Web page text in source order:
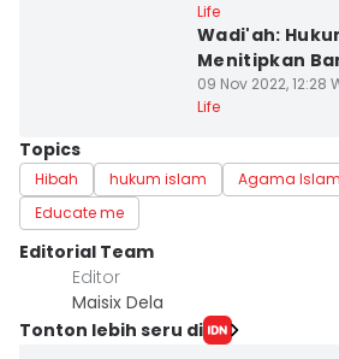
Life
Wadi'ah:
Menitipkan
09 Nov 2022, 12:28
Life
Topics
Hibah hukum islam Agama Islam
Educate me
Editorial Team
Editor
Maisix Dela
Tonton lebih seru di